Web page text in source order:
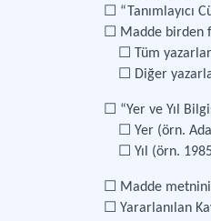
☐ “Tanımlayıcı
☐ Madde birden
☐ Tüm
☐ Diğer
☐ “Yer ve Yıl
☐ Yer (örn.
☐ Yıl (örn.
☐ Madde metnini
☐ Yararlanılan